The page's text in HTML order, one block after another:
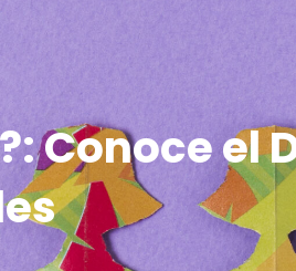
Conoce el